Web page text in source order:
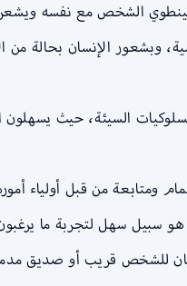
فينطوي الشخص مع نفسه
وبشعور الإنسان بحالة من
السيئة، حيث
ومتابعة من قبل أولياء
هو سبيل سهل لتجربة ما
للشخص قريب أو صديق مدمن